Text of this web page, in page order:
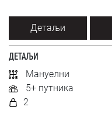
SRPSKI
СРПСКИ
ENGLISH
Детаљи
ДЕТАЉИ
Мануелни
5+ путника
2